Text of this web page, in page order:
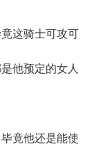
这骑士可攻可
他预定的女人
竟他还是能使